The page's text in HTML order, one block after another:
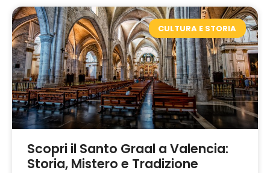
CULTURA E STORIA
Scopri il Santo Graal a Valencia:
Storia, Mistero e Tradizione